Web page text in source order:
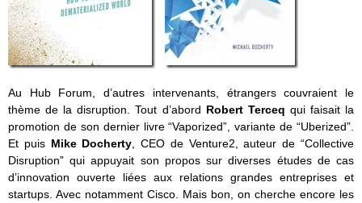
Au Hub Forum, d’autres intervenants, étrangers couvraient le
thème de la disruption. Tout d’abord Robert Terceq qui faisait la
promotion de son dernier livre “Vaporized”, variante de “Uberized”.
Et puis Mike Docherty , CEO de Venture2, auteur de “Collective
Disruption” qui appuyait son propos sur diverses études de cas
d’innovation ouverte liées aux relations grandes entreprises et
startups. Avec notamment Cisco. Mais bon, on cherche encore les